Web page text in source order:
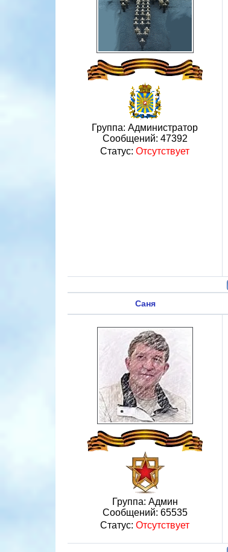
Группа: Администратор
Сообщений: 47392
Статус: Отсутствует
Саня
Группа: Админ
Сообщений: 65535
Статус: Отсутствует